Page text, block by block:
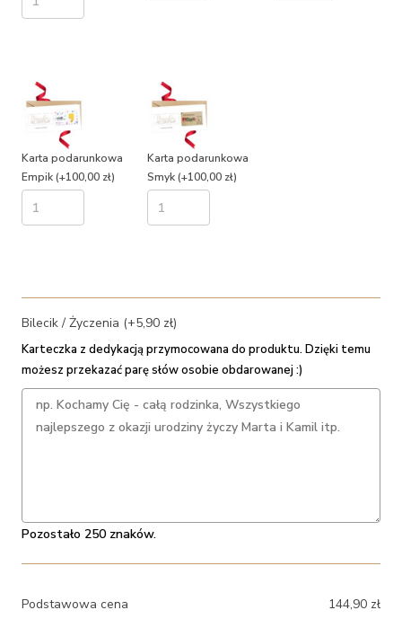
Karta podarunkowa
Empik(+100,00 zł)
Karta podarunkowa
Smyk(+100,00 zł)
Bilecik / Życzenia (+5,90 zł)
Karteczka z dedykacją przymocowana do produktu. Dzięki temu
możesz przekazać parę słów osobie obdarowanej :)
Pozostało 250 znaków.
Podstawowa cena 144,90 zł